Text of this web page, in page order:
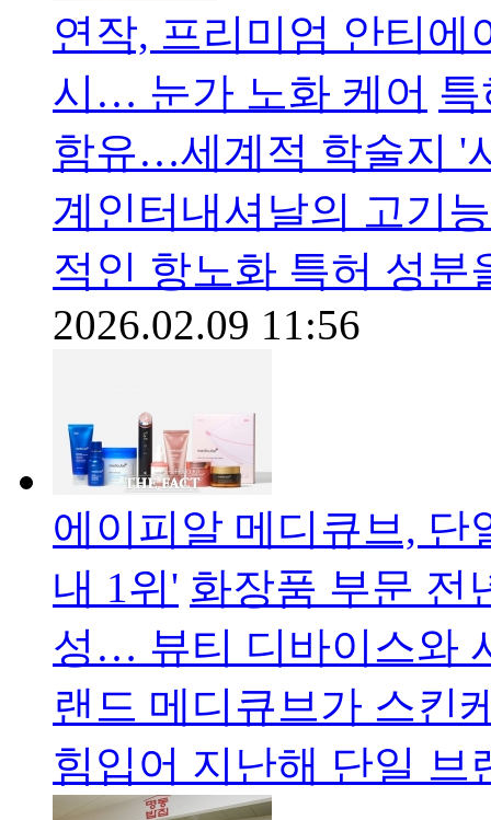
연작, 프리미엄 안티에
시… 눈가 노화 케어
함유…세계적 학술지 '
계인터내셔날의 고기
적인 항노화 특허 성분
2026.02.09 11:56
에이피알 메디큐브,
내 1위' 화장품 부문 전
성… 뷰티 디바이스와
랜드 메디큐브가 스킨
힘입어 지난해 단일 브